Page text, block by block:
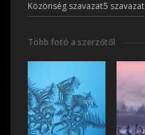
Közönség szavazat5 szavazat
Több fotó a szerzőtől